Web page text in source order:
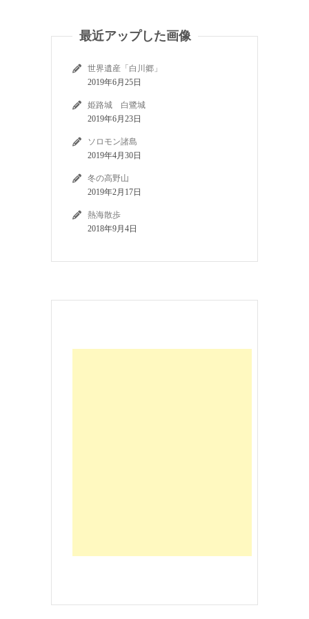
最近アップした画像
世界遺産「白川郷」
2019年6月25日
姫路城 白鷺城
2019年6月23日
ソロモン諸島
2019年4月30日
冬の高野山
2019年2月17日
熱海散歩
2018年9月4日